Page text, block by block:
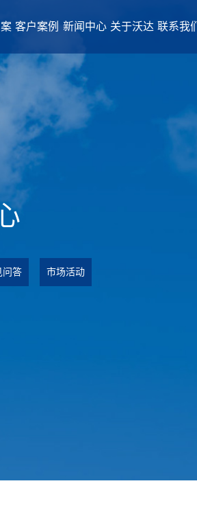
客户案例 新闻中心 关于沃达 联系我们
问答 市场活动